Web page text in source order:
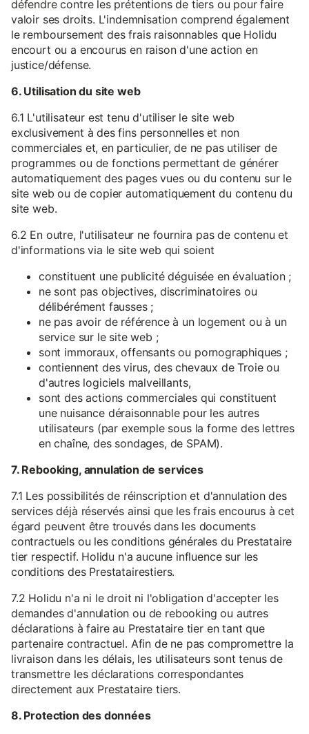
défendre contre les prétentions de tiers ou pour faire
valoir ses droits. L'indemnisation comprend également
le remboursement des frais raisonnables que Holidu
encourt ou a encourus en raison d'une action en
justice/défense.
6. Utilisation du site web
6.1 L'utilisateur est tenu d'utiliser le site web
exclusivement à des fins personnelles et non
commerciales et, en particulier, de ne pas utiliser de
programmes ou de fonctions permettant de générer
automatiquement des pages vues ou du contenu sur le
site web ou de copier automatiquement du contenu du
site web.
6.2 En outre, l'utilisateur ne fournira pas de contenu et
d'informations via le site web qui soient
constituent une publicité déguisée en évaluation ;
ne sont pas objectives, discriminatoires ou
délibérément fausses ;
ne pas avoir de référence à un logement ou à un
service sur le site web ;
sont immoraux, offensants ou pornographiques ;
contiennent des virus, des chevaux de Troie ou
d'autres logiciels malveillants,
sont des actions commerciales qui constituent
une nuisance déraisonnable pour les autres
utilisateurs (par exemple sous la forme des lettres
en chaîne, des sondages, de SPAM).
7. Rebooking, annulation de services
7.1 Les possibilités de réinscription et d'annulation des
services déjà réservés ainsi que les frais encourus à cet
égard peuvent être trouvés dans les documents
contractuels ou les conditions générales du Prestataire
tier respectif. Holidu n'a aucune influence sur les
conditions des Prestatairestiers.
7.2 Holidu n'a ni le droit ni l'obligation d'accepter les
demandes d'annulation ou de rebooking ou autres
déclarations à faire au Prestataire tier en tant que
partenaire contractuel. Afin de ne pas compromettre la
livraison dans les délais, les utilisateurs sont tenus de
transmettre les déclarations correspondantes
directement aux Prestataire tiers.
8. Protection des données